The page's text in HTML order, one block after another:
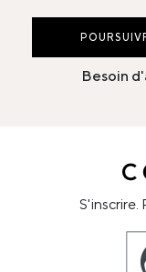
Besoin
S'inscrire.